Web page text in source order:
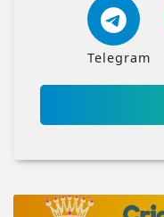
Telegram